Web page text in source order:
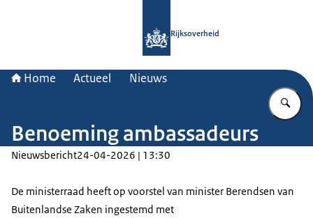
Rijksoverheid
Home Actueel Nieuws
Benoeming ambassadeurs
Nieuwsbericht24-04-2026 | 13:30
De ministerraad heeft op voorstel van minister Berendsen van
Buitenlandse Zaken ingestemd met